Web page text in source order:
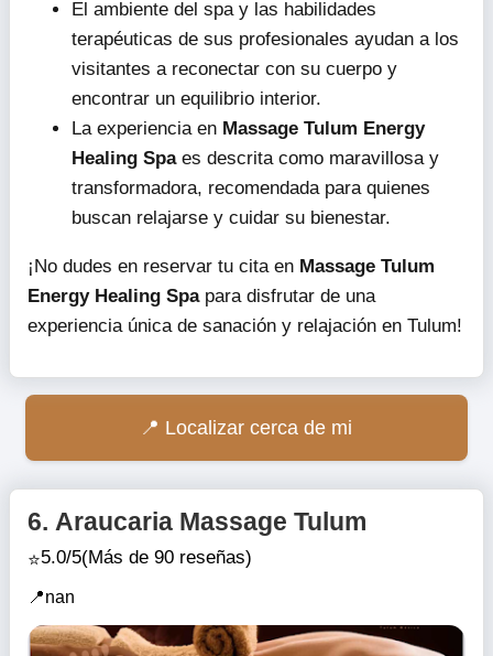
El ambiente del spa y las habilidades
terapéuticas de sus profesionales ayudan a los
visitantes a reconectar con su cuerpo y
encontrar un equilibrio interior.
La experiencia en Massage Tulum Energy
Healing Spaes descrita como maravillosa y
transformadora, recomendada para quienes
buscan relajarse y cuidar su bienestar.
¡No dudes en reservar tu cita en Massage Tulum
Energy Healing Spapara disfrutar de una
experiencia única de sanación y relajación en Tulum!
Localizar cerca de mi
6. Araucaria Massage Tulum
5.0/5(Más de 90 reseñas)
nan